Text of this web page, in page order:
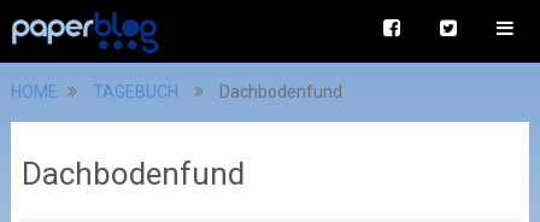
HOME TAGEBUCH Dachbodenfund
Dachbodenfund